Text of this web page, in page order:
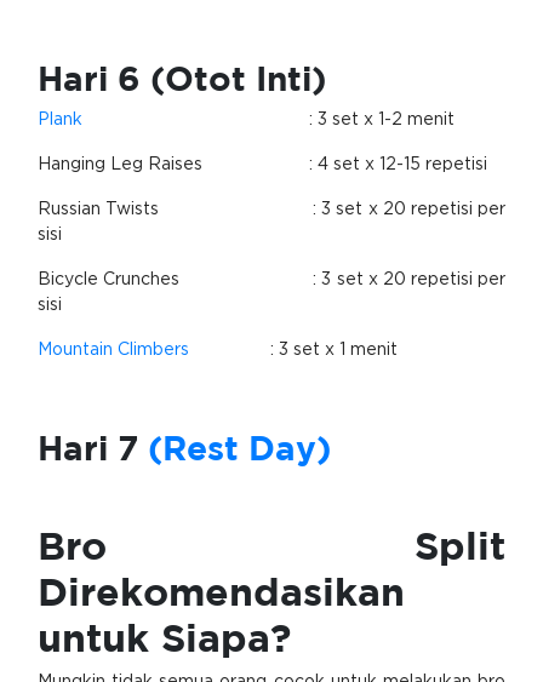
Hari 6 (Otot Inti)
Plank : 3 set x 1-2 menit
Hanging Leg Raises : 4 set x 12-15 repetisi
Russian Twists
: 3 set x 20 repetisi per
sisi
Bicycle Crunches
: 3 set x 20 repetisi per
sisi
Mountain Climbers : 3 set x 1 menit
Hari 7 (Rest Day)
Bro Split
Direkomendasikan
untuk Siapa?